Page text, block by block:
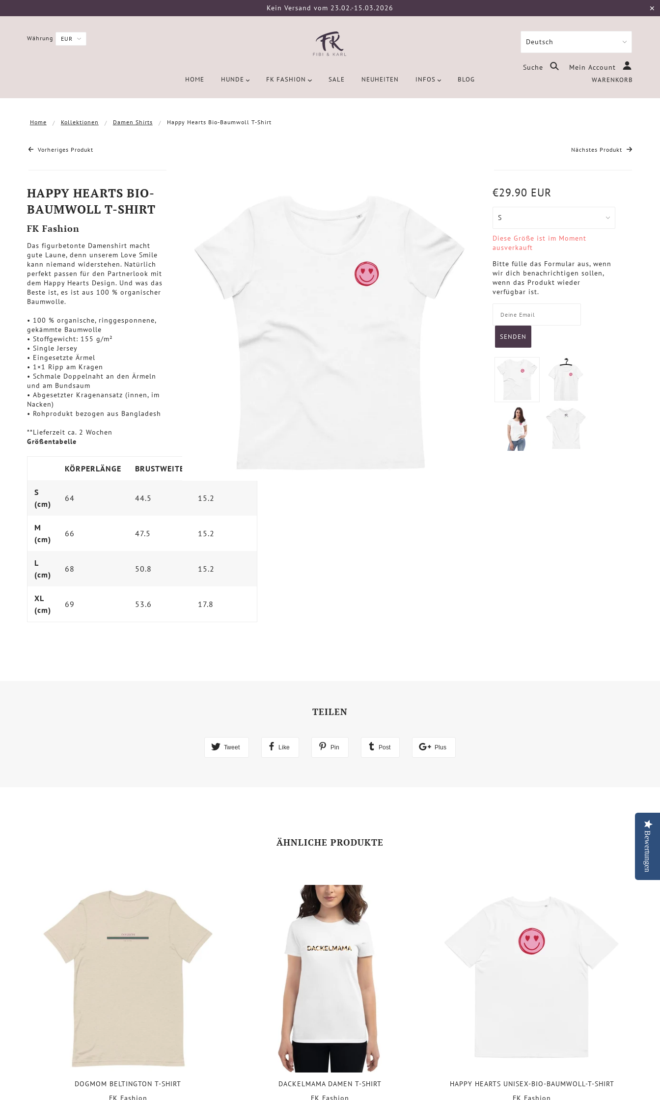
Kein Versand vom 23.02.-15.03.2026 ✕
Währung
Suche Mein Account
HOME HUNDE FK FASHION SALE NEUHEITEN INFOS BLOG WARENKORB
Home Kollektionen Damen Shirts Happy Hearts Bio-Baumwoll T-Shirt
Vorheriges Produkt Nächstes Produkt
HAPPY HEARTS BIO-
BAUMWOLL T-SHIRT
FK Fashion
€29.90 EUR
Diese Größe ist im Moment
ausverkauft
Bitte fülle das Formular aus, wenn
wir dich benachrichtigen sollen,
wenn das Produkt wieder
verfügbar ist.
Das figurbetonte Damenshirt macht
gute Laune, denn unserem Love Smile
kann niemand widerstehen. Natürlich
perfekt passen für den Partnerlook mit
dem Happy Hearts Design. Und was das
Beste ist, es ist aus 100 % organischer
Baumwolle.
• 100 % organische, ringgesponnene,
gekämmte Baumwolle
• Stoffgewicht: 155 g/m²
• Single Jersey
• Eingesetzte Ärmel
• 1×1 Ripp am Kragen
• Schmale Doppelnaht an den Ärmeln
und am Bundsaum
• Abgesetzter Kragenansatz (innen, im
Nacken)
• Rohprodukt bezogen aus Bangladesh
**Lieferzeit ca. 2 Wochen
Größentabelle
KÖRPERLÄNGE BRUSTWEITE
S
(cm)
64 44.5 15.2
M
(cm)
66 47.5 15.2
L
(cm)
68 50.8 15.2
XL
(cm)
69 53.6 17.8
TEILEN
Tweet Like Pin Post Plus
ÄHNLICHE PRODUKTE
DOGMOM BELTINGTON T-SHIRT
DACKELMAMA DAMEN T-SHIRT
HAPPY HEARTS UNISEX-BIO-BAUMWOLL-T-SHIRT
Bewertungen